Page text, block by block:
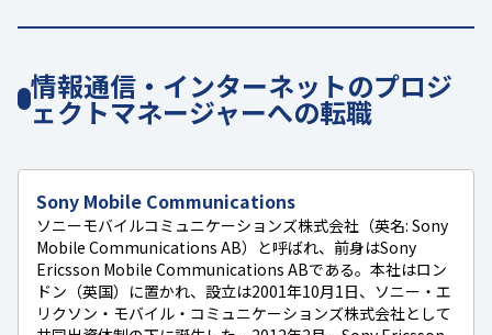
情報通信・インターネットのプロジ
ェクトマネージャーへの転職
Sony Mobile Communications
ソニーモバイルコミュニケーションズ株式会社（英名: Sony
Mobile Communications AB）と呼ばれ、前身はSony
Ericsson Mobile Communications ABである。本社はロン
ドン（英国）に置かれ、設立は2001年10月1日、ソニー・エ
リクソン・モバイル・コミュニケーションズ株式会社として